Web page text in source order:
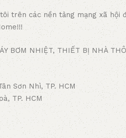
trên các nền tảng mạng xã
BƠM NHIỆT, THIẾT BỊ NHÀ
Sơn Nhì, TP. HCM
TP. HCM